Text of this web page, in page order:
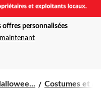
offres personnalisées
Costumes et